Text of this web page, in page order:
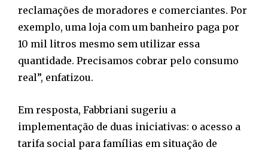
reclamações de moradores e comerciantes. Por
exemplo, uma loja com um banheiro paga por
10 mil litros mesmo sem utilizar essa
quantidade. Precisamos cobrar pelo consumo
real”, enfatizou.
Em resposta, Fabbriani sugeriu a
implementação de duas iniciativas: o acesso a
tarifa social para famílias em situação de